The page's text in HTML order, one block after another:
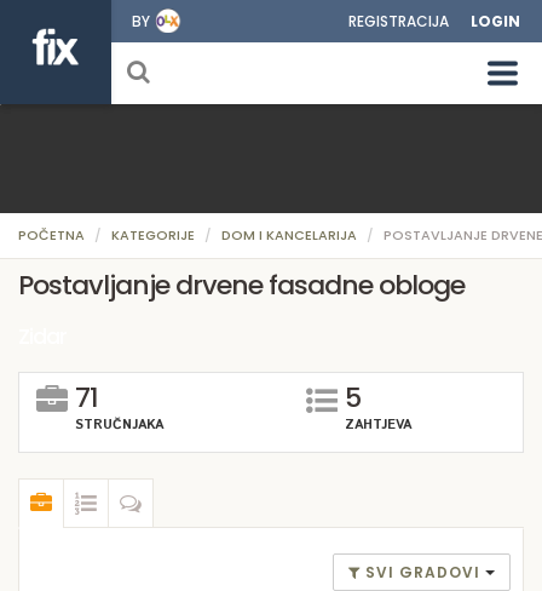
BY REGISTRACIJA LOGIN
POČETNA KATEGORIJE DOM I KANCELARIJA POSTAVLJANJE
Postavljanje drvene fasadne obloge
71
STRUČNJAKA
5
ZAHTJEVA
SVI GRADOVI